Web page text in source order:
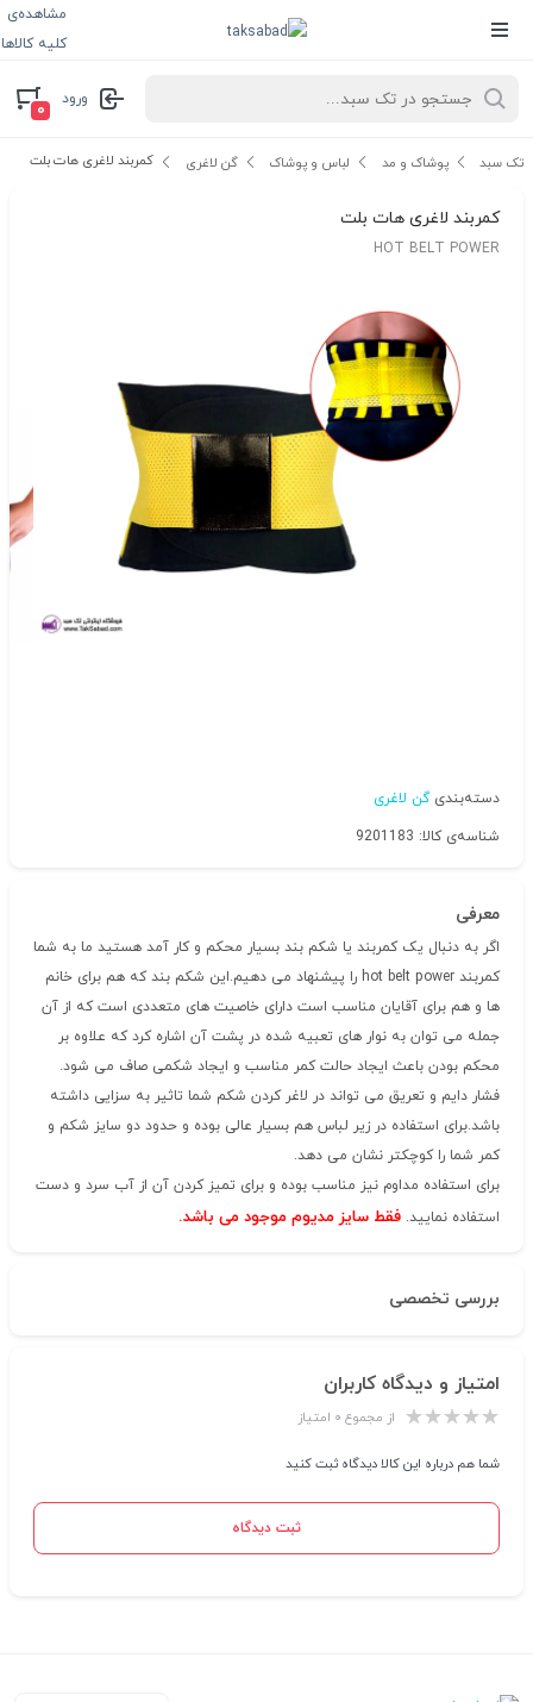
مشاهده‌ی
کلیه کالاها
ورود
۰
تک سبد پوشاک و مد لباس و پوشاک گن لاغری کمربند لاغری هات بلت
کمربند لاغری هات بلت
HOT BELT POWER
دسته‌بندی گن لاغری
شناسه‌ی کالا: 9201183
معرفی
اگر به دنبال یک کمربند یا شکم بند بسیار محکم و کار آمد هستید ما به شما
کمربند hot belt power را پیشنهاد می دهیم.این شکم بند که هم برای خانم
ها و هم برای آقایان مناسب است دارای خاصیت های متعددی است که از آن
جمله می توان به نوار های تعبیه شده در پشت آن اشاره کرد که علاوه بر
محکم بودن باعث ایجاد حالت کمر مناسب و ایجاد شکمی صاف می شود.
فشار دایم و تعریق می تواند در لاغر کردن شکم شما تاثیر به سزایی داشته
باشد.برای استفاده در زیر لباس هم بسیار عالی بوده و حدود دو سایز شکم و
کمر شما را کوچکتر نشان می دهد.
برای استفاده مداوم نیز مناسب بوده و برای تمیز کردن آن از آب سرد و دست
استفاده نمایید. فقط سایز مدیوم موجود می باشد.
بررسی تخصصی
امتیاز و دیدگاه کاربران
از مجموع ۰ امتیاز
شما هم درباره این کالا دیدگاه ثبت کنید
ثبت دیدگاه